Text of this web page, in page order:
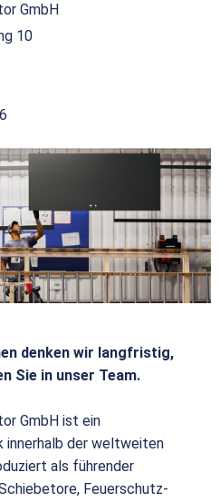
GmbH
10
denken wir langfristig,
Sie in unser Team.
GmbH ist ein
innerhalb der weltweiten
als führender
Feuerschutz-